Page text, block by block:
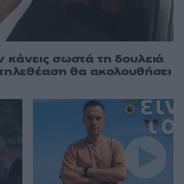
κάνεις σωστά τη δουλειά
θα ακολουθήσει